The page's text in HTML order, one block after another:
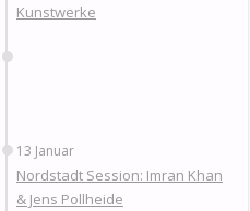
Kunstwerke
13 Januar
Nordstadt Session: Imran Khan
& Jens Pollheide